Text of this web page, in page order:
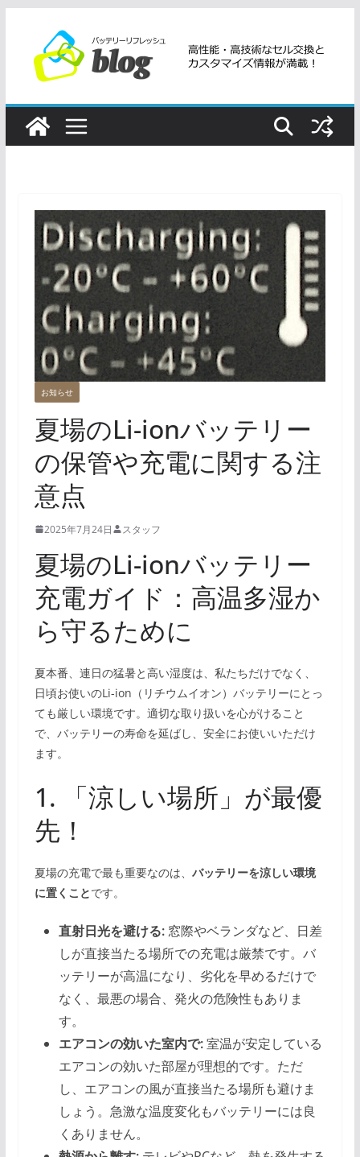
ツ
お知らせ
夏場のLi-ionバッテリー
の保管や充電に関する注
意点
2025年7月24日 スタッフ
夏場のLi-ionバッテリー
充電ガイド：高温多湿か
ら守るために
夏本番、連日の猛暑と高い湿度は、私たちだけでなく、
日頃お使いのLi-ion（リチウムイオン）バッテリーにとっ
ても厳しい環境です。適切な取り扱いを心がけること
で、バッテリーの寿命を延ばし、安全にお使いいただけ
ます。
1. 「涼しい場所」が最優
先！
夏場の充電で最も重要なのは、 バッテリーを涼しい環境
に置くことです。
直射日光を避ける:窓際やベランダなど、日差
しが直接当たる場所での充電は厳禁です。バ
ッテリーが高温になり、劣化を早めるだけで
なく、最悪の場合、発火の危険性もありま
す。
エアコンの効いた室内で:室温が安定している
エアコンの効いた部屋が理想的です。ただ
し、エアコンの風が直接当たる場所も避けま
しょう。急激な温度変化もバッテリーには良
くありません。